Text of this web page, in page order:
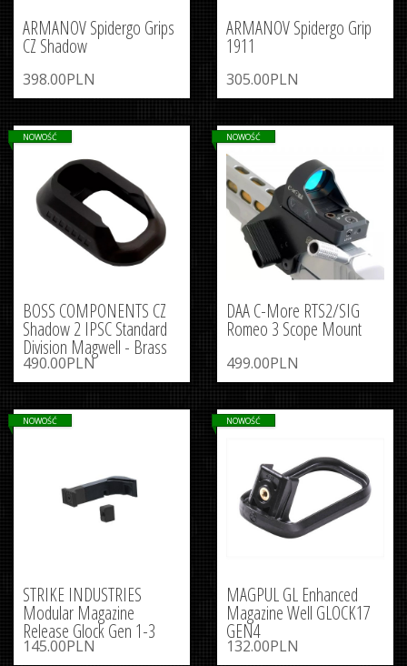
ARMANOV Spidergo Grips
CZ Shadow
398.00PLN
ARMANOV Spidergo Grip
1911
305.00PLN
BOSS COMPONENTS CZ
Shadow 2 IPSC Standard
Division Magwell - Brass
490.00PLN
NOWOŚĆ
DAA C-More RTS2/SIG
Romeo 3 Scope Mount
499.00PLN
NOWOŚĆ
STRIKE INDUSTRIES
Modular Magazine
Release Glock Gen 1-3
145.00PLN
NOWOŚĆ
MAGPUL GL Enhanced
Magazine Well GLOCK17
GEN4
132.00PLN
NOWOŚĆ